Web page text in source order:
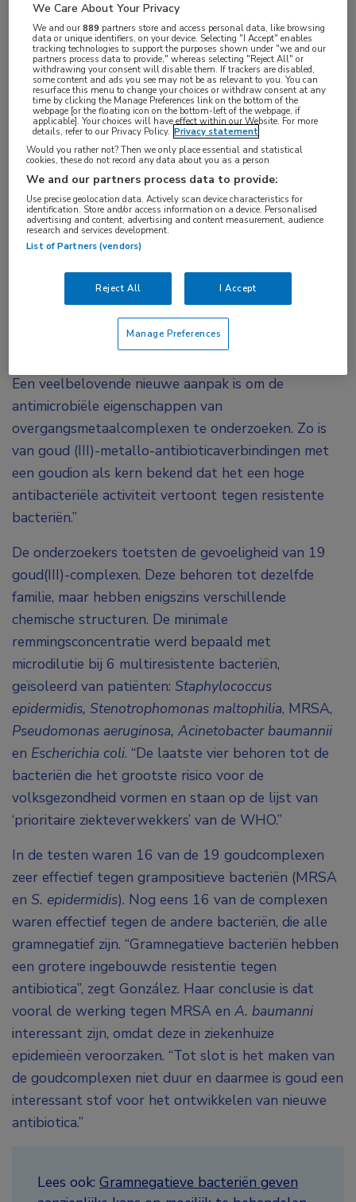
Goud (III)-complexen hebben het potentieel om
effectief te zijn tegen bijzonder resistente micro-
organismen (BRMO). Een Spaanse studie laat zien
dat goudcomplexen een sterke activiteit
vertonen tegen verschillende grampositieve en -
negatieve resistente bacteriën. Met name de
reactie op multiresistente stammen van
Staphylococcusaureus (MRSA) enAcinetobacter
baumanniiis veelbelovend.
Wereldwijd sterven naar schatting 700.000 mensen
per jaar aan infecties die resistent zijn tegen
antibiotica. Hoofdonderzoeker Soto González, die de
poster presenteerde: “Zonder actie loopt dit cijfer
Een veelbelovende nieuwe aanpak is om de
antimicrobiële eigenschappen van
overgangsmetaalcomplexen te onderzoeken. Zo is
van goud (III)-metallo-antibioticaverbindingen met
een goudion als kern bekend dat het een hoge
antibacteriële activiteit vertoont tegen resistente
bacteriën.”
De onderzoekers toetsten de gevoeligheid van 19
goud(III)-complexen. Deze behoren tot dezelfde
familie, maar hebben enigszins verschillende
chemische structuren. De minimale
remmingsconcentratie werd bepaald met
microdilutie bij 6 multiresistente bacteriën,
geïsoleerd van patiënten: Staphylococcus
epidermidis, Stenotrophomonas maltophilia, MRSA,
Pseudomonas aeruginosa, Acinetobacterbaumannii
en Escherichia coli. “De laatste vier behoren tot de
bacteriën die het grootste risico voor de
volksgezondheid vormen en staan op de lijst van
‘prioritaire ziekteverwekkers’ van de WHO.”
In de testen waren 16 van de 19 goudcomplexen
zeer effectief tegen grampositieve bacteriën (MRSA
en S. epidermidis). Nog eens 16 van de complexen
waren effectief tegen de andere bacteriën, die alle
gramnegatief zijn. “Gramnegatieve bacteriën hebben
een grotere ingebouwde resistentie tegen
antibiotica”, zegt González. Haar conclusie is dat
vooral de werking tegen MRSA en A. baumanni
interessant zijn, omdat deze in ziekenhuize
epidemieën veroorzaken. “Tot slot is het maken van
de goudcomplexen niet duur en daarmee is goud een
interessant stof voor het ontwikkelen van nieuwe
antibiotica.”
Lees ook: Gramnegatieve bacteriën geven
aureus
We Care About Your Privacy
We and our889 partners store and access personal data, like browsing
data or unique identifiers, on your device. Selecting "I Accept" enables
tracking technologies to support the purposes shown under "we and our
partners process data to provide," whereas selecting "Reject All" or
withdrawing your consent will disable them. If trackers are disabled,
some content and ads you see may not be as relevant to you. You can
resurface this menu to change your choices or withdraw consent at any
time by clicking the Manage Preferences link on the bottom of the
webpage [or the floating icon on the bottom-left of the webpage, if
applicable]. Your choices will have effect within our Website. For more
details, refer to our Privacy Policy. Privacy statement
Would you rather not? Then we only place essential and statistical
cookies, these do not record any data about you as a person
We and our partners process data to provide:
Use precise geolocation data. Actively scan device characteristics for
identification. Store and/or access information on a device. Personalised
advertising and content, advertising and content measurement, audience
research and services development.
List of Partners (vendors)
Reject All I Accept
Manage Preferences